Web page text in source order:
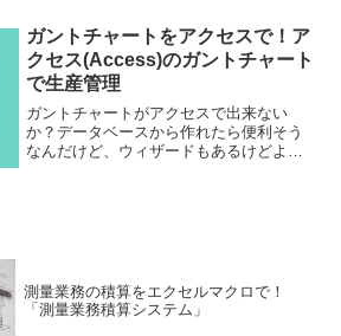
除き、前残、在庫、入出庫だけで管理す
るエクセルベースのソフトです。
ガントチャートをアクセスで！ア
クセス(Access)のガントチャート
で生産管理
ガントチャートがアクセスで出来ない
か？データベースから作れたら便利そう
なんだけど、ウィザードもあるけどよく
測量業務の積算をエクセルマクロで！
「測量業務積算システム」